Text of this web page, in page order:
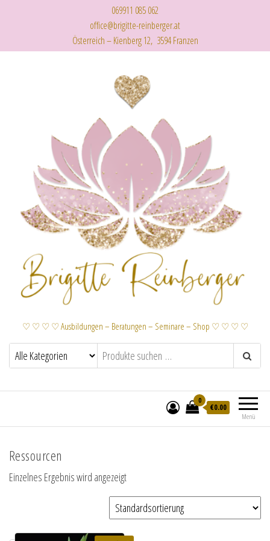
069911 085 062
office@brigitte-reinberger.at
Österreich – Kienberg 12, 3594 Franzen
♡ ♡ ♡ ♡ Ausbildungen – Beratungen – Seminare – Shop ♡ ♡ ♡ ♡
Menü
0
€0.00
Ressourcen
Einzelnes Ergebnis wird angezeigt